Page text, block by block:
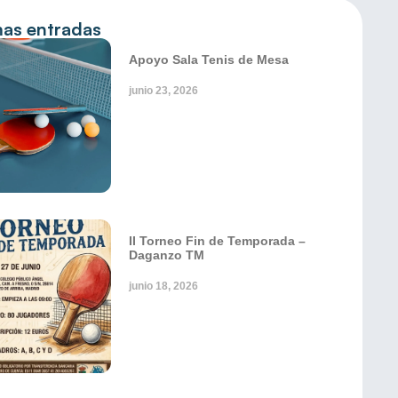
entradas
Apoyo Sala Tenis de Mesa
junio 23, 2026
II Torneo Fin de Temporada –
Daganzo TM
junio 18, 2026